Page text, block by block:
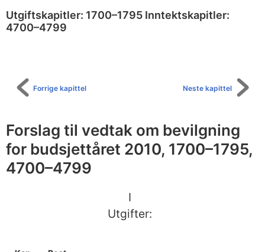
Utgiftskapitler: 1700–1795 Inntektskapitler:
4700–4799
Neste kapittel
Forrige kapittel
Forslag til vedtak om bevilgning
for budsjettåret 2010, 1700–1795,
4700–4799
I
Utgifter: